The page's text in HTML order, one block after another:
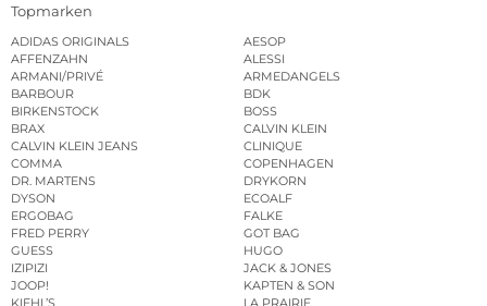
Topmarken
ADIDAS ORIGINALS
AESOP
AFFENZAHN
ALESSI
ARMANI/PRIVÉ
ARMEDANGELS
BARBOUR
BDK
BIRKENSTOCK
BOSS
BRAX
CALVIN KLEIN
CALVIN KLEIN JEANS
CLINIQUE
COMMA
COPENHAGEN
DR. MARTENS
DRYKORN
DYSON
ECOALF
ERGOBAG
FALKE
FRED PERRY
GOT BAG
GUESS
HUGO
IZIPIZI
JACK & JONES
JOOP!
KAPTEN & SON
KIEHL’S
LA PRAIRIE